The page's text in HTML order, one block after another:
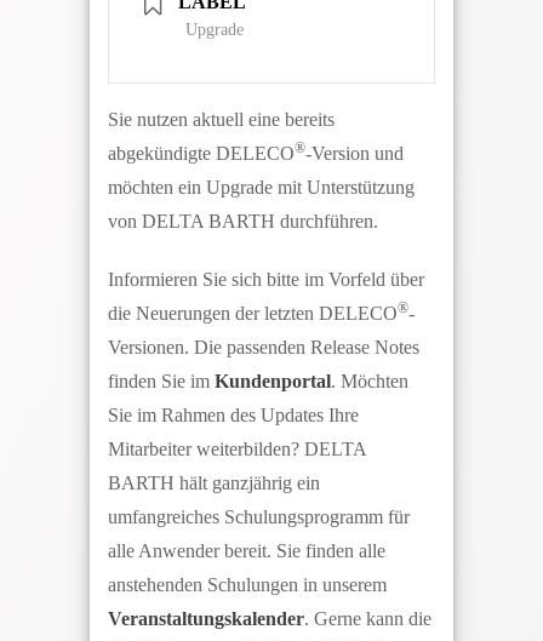
Upgrade
Sie nutzen aktuell eine bereits
abgekündigte DELECO®-Version und
möchten ein Upgrade mit Unterstützung
von DELTA BARTH durchführen.
Informieren Sie sich bitte im Vorfeld über
die Neuerungen der letzten DELECO®-
Versionen. Die passenden Release Notes
finden Sie im Kundenportal. Möchten
Sie im Rahmen des Updates Ihre
Mitarbeiter weiterbilden? DELTA
BARTH hält ganzjährig ein
umfangreiches Schulungsprogramm für
alle Anwender bereit. Sie finden alle
anstehenden Schulungen in unserem
Veranstaltungskalender. Gerne kann die